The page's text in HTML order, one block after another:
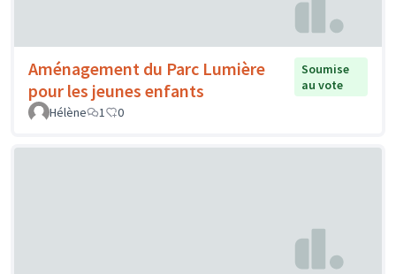
Aménagement du Parc Lumière
pour les jeunes enfants
Soumise
au vote
Hélène
1 0